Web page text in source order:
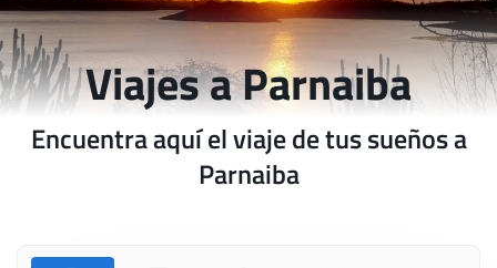
Viajes a Parnaiba
Encuentra aquí el viaje de tus sueños a
Parnaiba